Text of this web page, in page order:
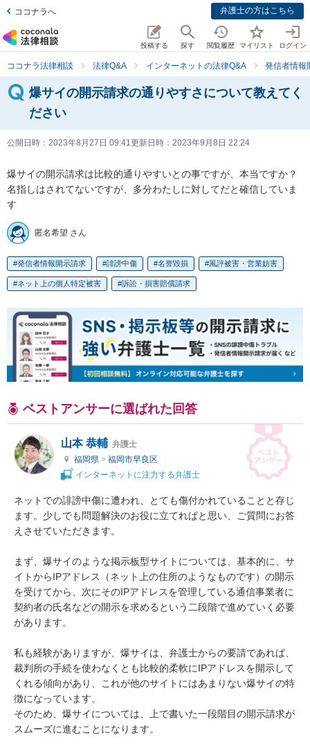
ココナラへ 弁護士の方はこちら
投稿する 探す 閲覧履歴 マイリスト ログイン
ココナラ法律相談 法律Q&A インターネットの法律Q&A 発信者情報
爆サイの開示請求の通りやすさについて教えてく
ださい
公開日時： 2023年8月27日 09:41更新日時： 2023年9月8日 22:24
爆サイの開示請求は比較的通りやすいとの事ですが、本当ですか？
名指しはされてないですが、多分わたしに対してだと確信していま
す
匿名希望 さん
発信者情報開示請求 誹謗中傷 名誉毀損 風評被害・営業妨害
ネット上の個人特定被害 訴訟・損害賠償請求
ベストアンサーに選ばれた回答
山本 恭輔 弁護士
福岡県 > 福岡市早良区
インターネットに注力する弁護士
ネットでの誹謗中傷に遭われ、とても傷付かれていることと存じ
ます。少しでも問題解決のお役に立てればと思い、ご質問にお答
えさせていただきます。
まず、爆サイのような掲示板型サイトについては、基本的に、サ
イトからIPアドレス（ネット上の住所のようなものです）の開示
を受けてから、次にそのIPアドレスを管理している通信事業者に
契約者の氏名などの開示を求めるという二段階で進めていく必要
があります。
私も経験がありますが、爆サイは、弁護士からの要請であれば、
裁判所の手続を使わなくとも比較的柔軟にIPアドレスを開示して
くれる傾向があり、これが他のサイトにはあまりない爆サイの特
徴になっています。
そのため、爆サイについては、上で書いた一段階目の開示請求が
スムーズに進むことになります。